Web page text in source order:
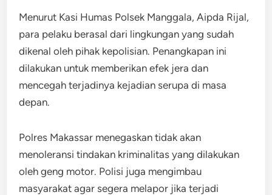
Menurut Kasi Humas Polsek Manggala, Aipda Rijal,
para pelaku berasal dari lingkungan yang sudah
dikenal oleh pihak kepolisian. Penangkapan ini
dilakukan untuk memberikan efek jera dan
mencegah terjadinya kejadian serupa di masa
depan.
Polres Makassar menegaskan tidak akan
menoleransi tindakan kriminalitas yang dilakukan
oleh geng motor. Polisi juga mengimbau
masyarakat agar segera melapor jika terjadi